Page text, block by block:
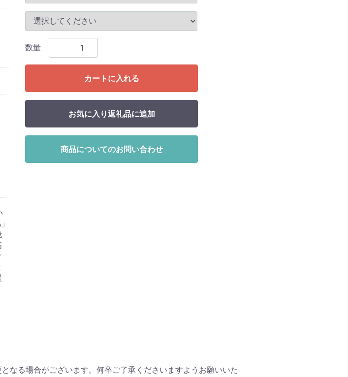
数量
カートに入れる
お気に入り返礼品に追加
商品についてのお問い合わせ
なる場合がございます。何卒ご了承くださいますようお願いいた